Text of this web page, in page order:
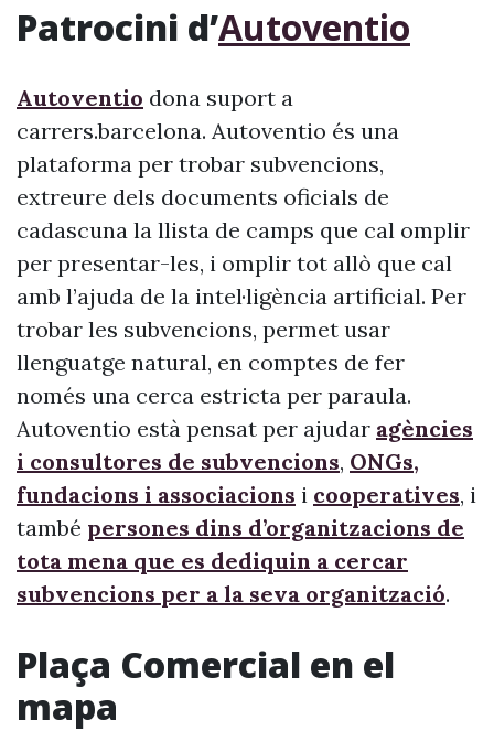
Patrocini d’Autoventio
Autoventio dona suport a
carrers.barcelona. Autoventio és una
plataforma per trobar subvencions,
extreure dels documents oficials de
cadascuna la llista de camps que cal omplir
per presentar-les, i omplir tot allò que cal
amb l’ajuda de la intel·ligència artificial. Per
trobar les subvencions, permet usar
llenguatge natural, en comptes de fer
només una cerca estricta per paraula.
Autoventio està pensat per ajudar agències
i consultores de subvencions, ONGs,
fundacions i associacions i cooperatives, i
també persones dins d’organitzacions de
tota mena que es dediquin a cercar
subvencions per a la seva organització.
Plaça Comercial en el
mapa